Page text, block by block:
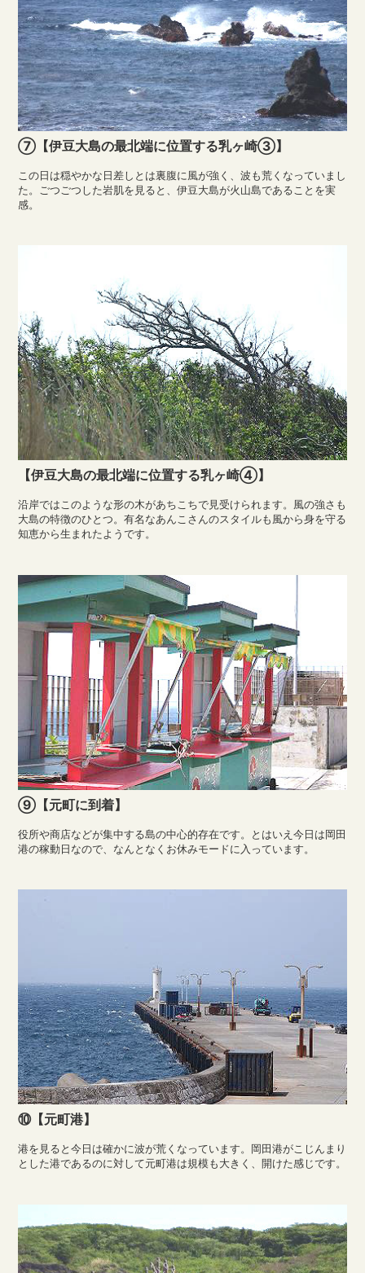
⑦【伊豆大島の最北端に位置する乳ヶ崎③】
この日は穏やかな日差しとは裏腹に風が強く、波も荒くなっていまし
た。ごつごつした岩肌を見ると、伊豆大島が火山島であることを実
感。
【伊豆大島の最北端に位置する乳ヶ崎④】
沿岸ではこのような形の木があちこちで見受けられます。風の強さも
大島の特徴のひとつ。有名なあんこさんのスタイルも風から身を守る
知恵から生まれたようです。
⑨【元町に到着】
役所や商店などが集中する島の中心的存在です。とはいえ今日は岡田
港の稼動日なので、なんとなくお休みモードに入っています。
⑩【元町港】
港を見ると今日は確かに波が荒くなっています。岡田港がこじんまり
とした港であるのに対して元町港は規模も大きく、開けた感じです。